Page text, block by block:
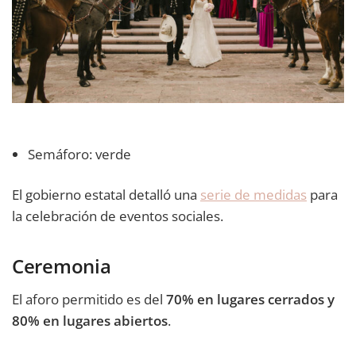
Semáforo: verde
El gobierno estatal detalló una serie de medidas para
la celebración de eventos sociales.
Ceremonia
El aforo permitido es del 70% en lugares cerrados y
80% en lugares abiertos.